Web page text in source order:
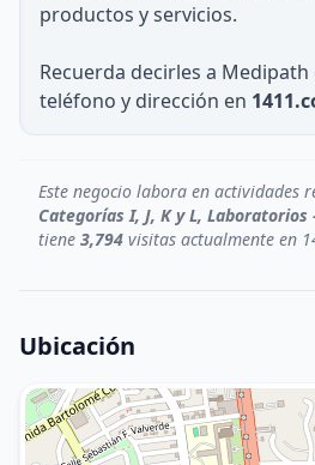
productos y servicios.
Recuerda decirles a
teléfono y dirección en
Este negocio labora en actividades
Categorías I, J, K y L, Laboratorios
tiene 3,794 visitas actualmente en
Ubicación